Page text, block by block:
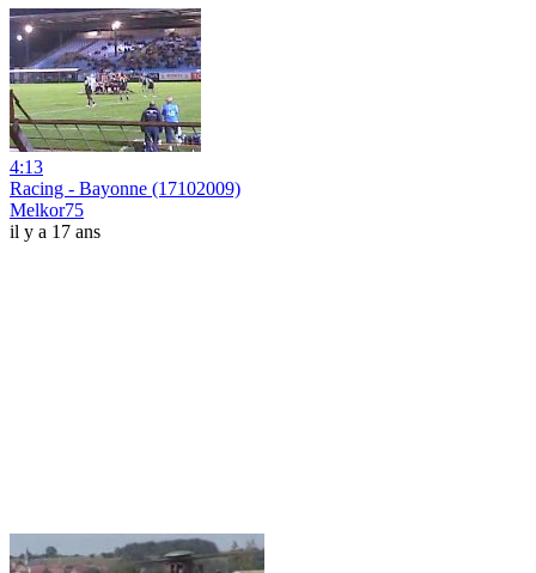
4:13
Racing - Bayonne (17102009)
Melkor75
il y a 17 ans